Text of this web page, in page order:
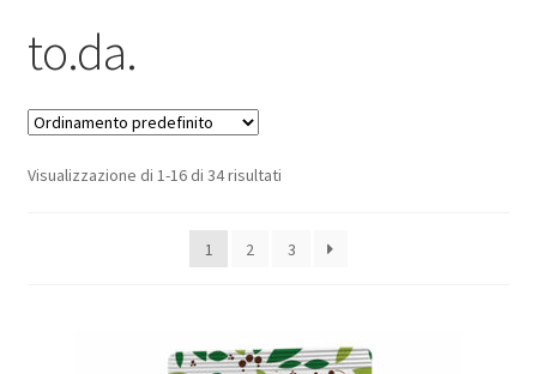
Cassa
Contatti
Dove siamo
to.da.
Visualizzazione di 1-16 di 34 risultati
1 2 3